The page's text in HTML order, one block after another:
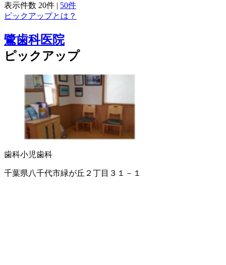
表示件数 20件 | 50件
ピックアップとは？
鷺歯科医院
ピックアップ
歯科小児歯科
千葉県八千代市緑が丘２丁目３１－１